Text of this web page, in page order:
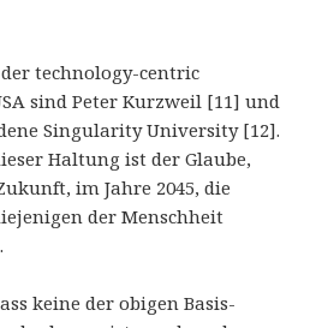
technology-centric
sind Peter Kurzweil [11] und
Singularity University [12].
Haltung ist der Glaube,
im Jahre 2045, die
der Menschheit
keine der obigen Basis-